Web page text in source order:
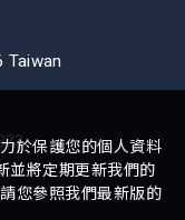
Taiwan
於保護您的個人資料
並將定期更新我們的
您參照我們最新版的